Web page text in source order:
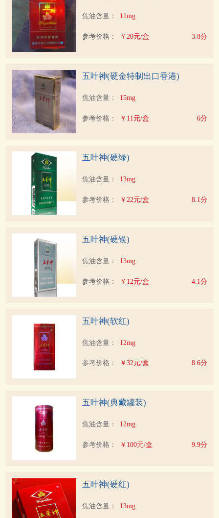
焦油含量： 11mg
参考价格： ￥20元/盒 3.8分
五叶神(硬金特制出口香港)
焦油含量： 15mg
参考价格： ￥11元/盒 6分
五叶神(硬绿)
焦油含量： 13mg
参考价格： ￥22元/盒 8.1分
五叶神(硬银)
焦油含量： 13mg
参考价格： ￥12元/盒 4.1分
五叶神(软红)
焦油含量： 12mg
参考价格： ￥32元/盒 8.6分
五叶神(典藏罐装)
焦油含量： 12mg
参考价格： ￥100元/盒 9.9分
五叶神(硬红)
焦油含量： 13mg